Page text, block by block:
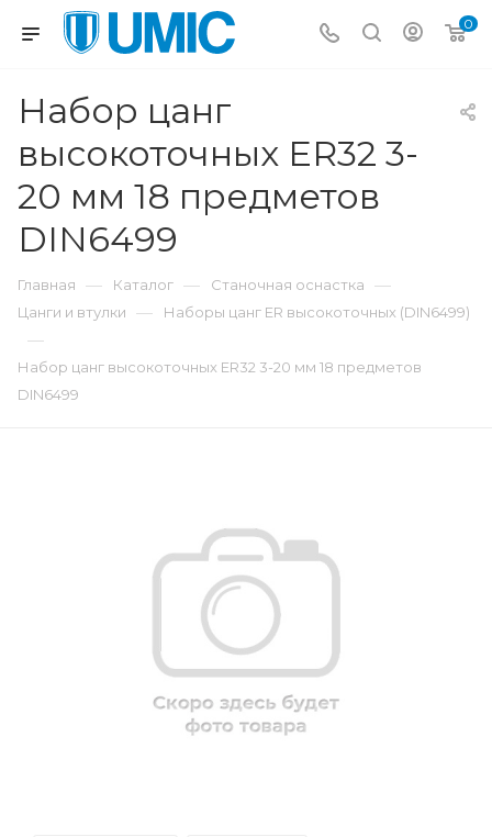
0
Набор цанг
высокоточных ER32 3-
20 мм 18 предметов
DIN6499
Главная — Каталог — Станочная оснастка —
Цанги и втулки — Наборы цанг ER высокоточных (DIN6499)
—
Набор цанг высокоточных ER32 3-20 мм 18 предметов
DIN6499